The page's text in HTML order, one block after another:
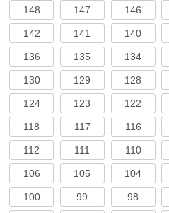
148 147 146
142 141 140
136 135 134
130 129 128
124 123 122
118 117 116
112 111 110
106 105 104
100 99 98